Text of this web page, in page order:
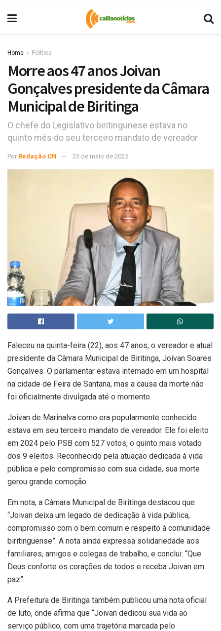
Home Política
Morre aos 47 anos Joivan
Gonçalves presidente da Câmara
Municipal de Biritinga
O chefe do Legislativo biritingunese estava no
quinto mês do seu terceiro mandato de vereador
Por Redação CN 23 de maio de 2025
Faleceu na quinta-feira (22), aos 47 anos, o vereador e atual
presidente da Câmara Municipal de Biritinga, Joivan Soares
Gonçalves. O parlamentar estava internado em um hospital
na cidade de Feira de Santana, mas a causa da morte não
foi oficialmente divulgada até o momento.
Joivan de Marinalva como era popularmente conhecido
estava em seu terceiro mandato de vereador. Ele foi eleito
em 2024 pelo PSB com 527 votos, o quinto mais votado
dos 9 eleitos. Reconhecido pela atuação dedicada à vida
pública e pelo compromisso com sua cidade, sua morte
gerou grande comoção.
Em nota, a Câmara Municipal de Biritinga destacou que
“Joivan deixa um legado de dedicação à vida pública,
compromisso com o bem comum e respeito à comunidade
biritinguense”. A nota ainda expressa solidariedade aos
familiares, amigos e colegas de trabalho, e conclui: “Que
Deus conforte os corações de todos e receba Joivan em
paz”.
A Prefeitura de Biritinga também publicou uma nota oficial
de luto, onde afirma que “Joivan dedicou sua vida ao
serviço público, com uma trajetória marcada pelo